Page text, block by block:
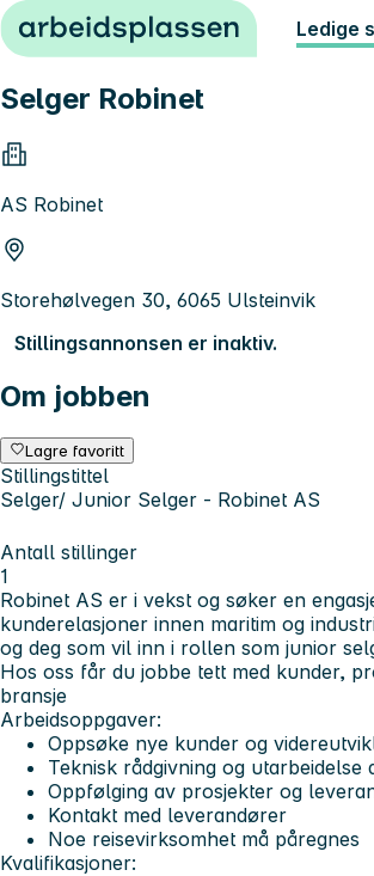
Hopp til innhold Ledige
Selger Robinet
AS Robinet
Storehølvegen 30, 6065 Ulsteinvik
Stillingsannonsen er inaktiv.
Om jobben
Lagre favoritt
Stillingstittel
Selger/ Junior Selger - Robinet AS
Antall stillinger
1
Robinet AS er i vekst og søker en
kunderelasjoner innen maritim og
og deg som vil inn i rollen som junior
Hos oss får du jobbe tett med kunder,
bransje
Arbeidsoppgaver:
Oppsøke nye kunder og
Teknisk rådgivning og utarbeidelse
Oppfølging av prosjekter og
Kontakt med leverandører
Noe reisevirksomhet må påregnes
Kvalifikasjoner: